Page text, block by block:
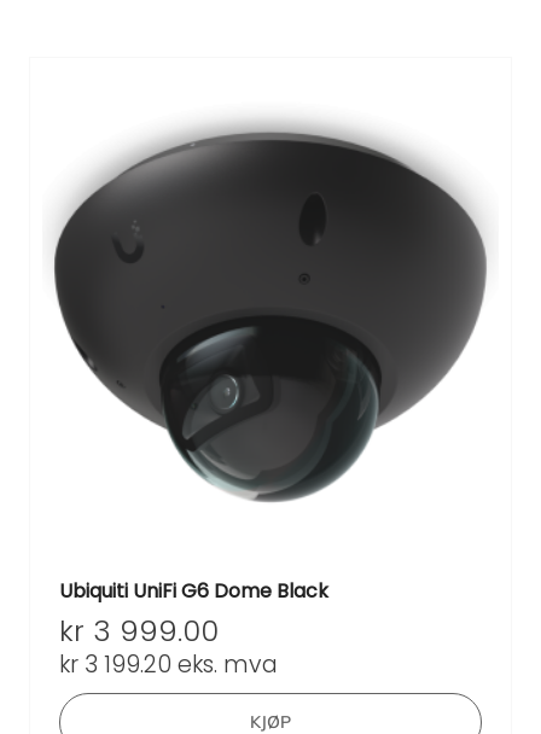
Ubiquiti UniFi G6 Dome Black
kr 3 999.00
kr 3 199.20 eks. mva
KJØP